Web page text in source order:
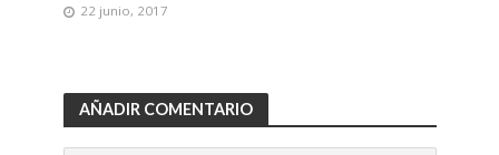
22 junio, 2017
AÑADIR COMENTARIO